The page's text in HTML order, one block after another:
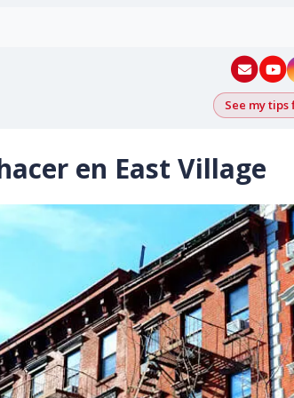
New
See my
en East Village